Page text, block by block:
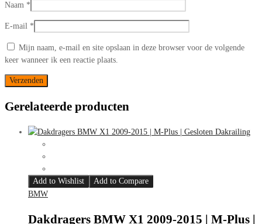
Naam *
E-mail *
Mijn naam, e-mail en site opslaan in deze browser voor de volgende
keer wanneer ik een reactie plaats.
Gerelateerde producten
Add to Wishlist
Add to Compare
BMW
Dakdragers BMW X1 2009-2015 | M-Plus |